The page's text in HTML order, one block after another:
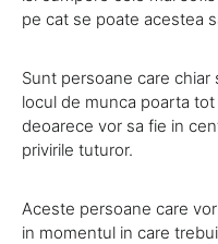
pe cat se poate acestea
Sunt persoane care
locul de munca poarta
deoarece vor sa fie in
privirile tuturor.
Aceste persoane care
in momentul in care